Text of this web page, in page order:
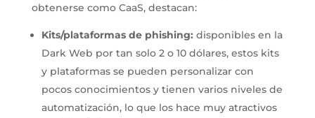
obtenerse como CaaS, destacan:
Kits/plataformas de phishing: disponibles en la
Dark Web por tan solo 2 o 10 dólares, estos kits
y plataformas se pueden personalizar con
pocos conocimientos y tienen varios niveles de
automatización, lo que los hace muy atractivos